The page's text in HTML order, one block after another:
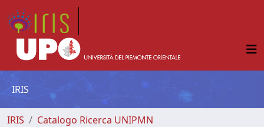
IRIS
IRIS
Catalogo Ricerca UNIPMN